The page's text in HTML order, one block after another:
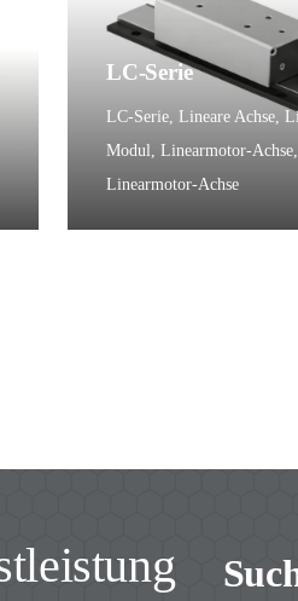
LC-Serie
LC-Serie Lineare Achse
Modul Linearmotor-Achse
Linearmotor-Achse